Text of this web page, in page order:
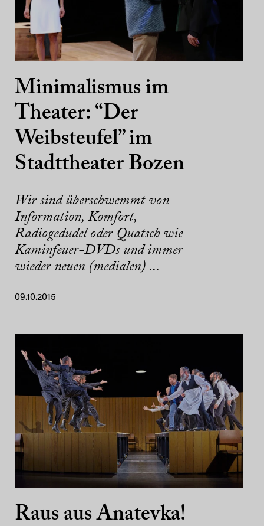
Minimalismus im
Theater: “Der
Weibsteufel” im
Stadttheater Bozen
Wir sind überschwemmt von
Information, Komfort,
Radiogedudel oder Quatsch wie
Kaminfeuer-DVDs und immer
wieder neuen (medialen) ...
09.10.2015
Raus aus Anatevka!